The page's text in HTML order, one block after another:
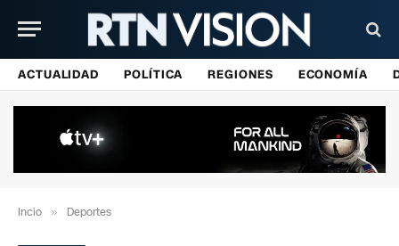
ACTUALIDAD POLÍTICA REGIONES ECONOMÍA
Incio » Deportes